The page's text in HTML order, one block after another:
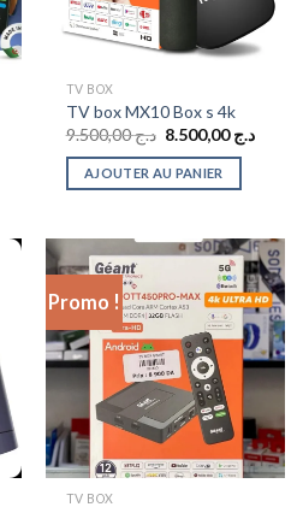
TV BOX
TV box MX10 Box s 4k
د.ج9.500,00
Le
initial
était :
د.ج8.500,00
Le
AJOUTER AU PANIER
Promo !
TV BOX